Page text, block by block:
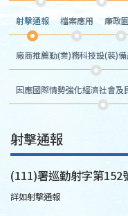
射擊通報 檔案應用 廉政
廠商推薦勤(業)務科技設(裝)
因應國際情勢強化經濟社會及
射擊通報
(111)署巡勤射字第
詳如射擊通報